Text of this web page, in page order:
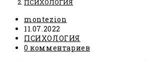
ПСИХОЛОГИЯ
Автор
записи:
montezion
Запись
опубликована:
11.07.2022
Рубрика
записи:
ПСИХОЛОГИЯ
Комментарии
0 комментариев